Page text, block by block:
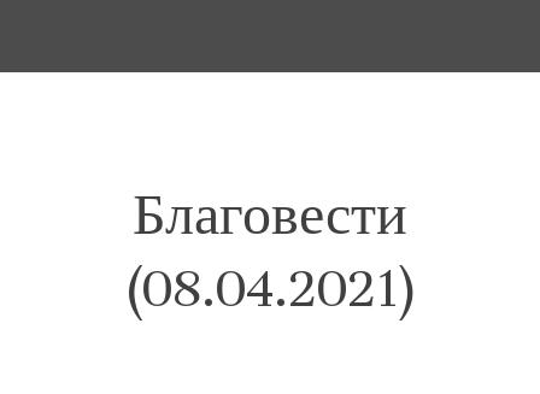
Благовести
(08.04.2021)